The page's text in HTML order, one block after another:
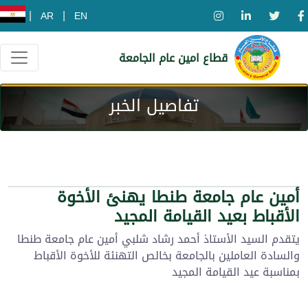
EN
AR
قطاع امين عام الجامعة
تفاصيل الخبر
أمين عام جامعة طنطا يهنئ الأخوة
الأقباط بعيد القيامة المجيد
يتقدم السيد الأستاذ أحمد رشاد شلبي أمين عام جامعة طنطا
والسادة العاملين بالجامعة بخالص التهنئة للأخوة الأقباط
بمناسبة عيد القيامة المجيد